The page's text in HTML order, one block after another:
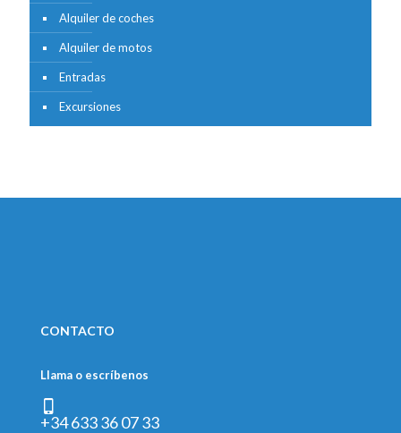
Alquiler de coches
Alquiler de motos
Entradas
Excursiones
CONTACTO
Llama o escríbenos
+34 633 36 07 33